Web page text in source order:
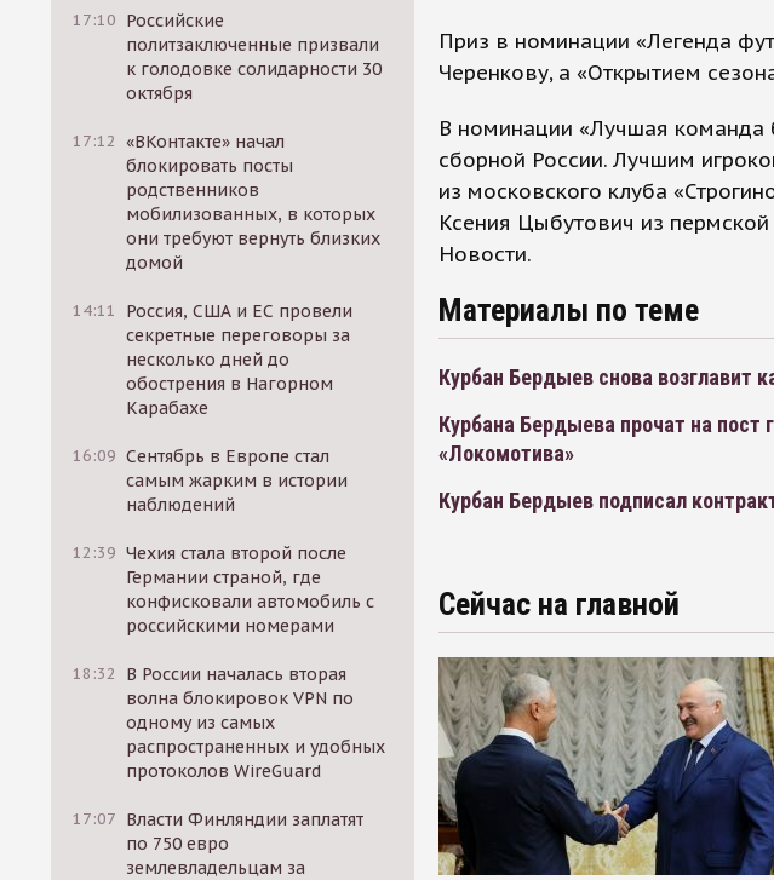
17:10 Российские
политзаключенные призвали
к голодовке солидарности 30
октября
17:12 «ВКонтакте» начал
блокировать посты
родственников
мобилизованных, в которых
они требуют вернуть близких
домой
14:11
Россия, США и ЕС провели
секретные переговоры за
несколько дней до
обострения в Нагорном
Карабахе
16:09 Сентябрь в Европе стал
самым жарким в истории
наблюдений
12:39 Чехия стала второй после
Германии страной, где
конфисковали автомобиль с
российскими номерами
18:32
В России началась вторая
волна блокировок VPN по
одному из самых
распространенных и удобных
протоколов WireGuard
17:07 Власти Финляндии заплатят
по 750 евро
землевладельцам за
Приз в номинации «Легенда
Черенкову, а «Открытием
В номинации «Лучшая команда
сборной России. Лучшим
из московского клуба
Ксения Цыбутович из
Новости.
Материалы по теме
Курбан Бердыев снова возглавит
Курбана Бердыева прочат на пост
«Локомотива»
Курбан Бердыев подписал
Сейчас на главной